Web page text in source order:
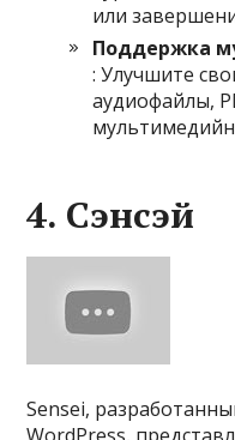
или
Поддержка
: Улучшите
аудиофайлы,
4. Сэнсэй
Sensei,